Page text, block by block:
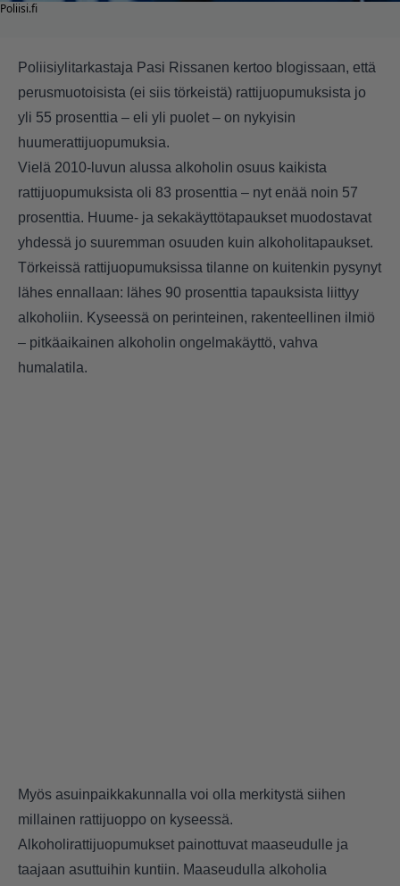
Poliisi.fi
Poliisiylitarkastaja Pasi Rissanen kertoo blogissaan, että
perusmuotoisista (ei siis törkeistä) rattijuopumuksista jo
yli 55 prosenttia – eli yli puolet – on nykyisin
huumerattijuopumuksia.
Vielä 2010-luvun alussa alkoholin osuus kaikista
rattijuopumuksista oli 83 prosenttia – nyt enää noin 57
prosenttia. Huume- ja sekakäyttötapaukset muodostavat
yhdessä jo suuremman osuuden kuin alkoholitapaukset.
Törkeissä rattijuopumuksissa tilanne on kuitenkin pysynyt
lähes ennallaan: lähes 90 prosenttia tapauksista liittyy
alkoholiin. Kyseessä on perinteinen, rakenteellinen ilmiö
– pitkäaikainen alkoholin ongelmakäyttö, vahva
humalatila.
Myös asuinpaikkakunnalla voi olla merkitystä siihen
millainen rattijuoppo on kyseessä.
Alkoholirattijuopumukset painottuvat maaseudulle ja
taajaan asuttuihin kuntiin. Maaseudulla alkoholia